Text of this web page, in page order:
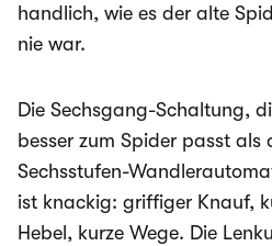
handlich, wie es der alte
nie war.
Die Sechsgang-Schaltung,
besser zum Spider passt als
Sechsstufen-
ist knackig: griffiger Knauf,
Hebel, kurze Wege. Die